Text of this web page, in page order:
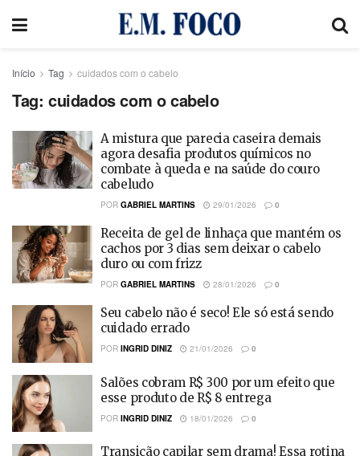
Início Tag cuidados com o cabelo
Tag: cuidados com o cabelo
A mistura que parecia caseira demais
agora desafia produtos químicos no
combate à queda e na saúde do couro
cabeludo
POR GABRIEL MARTINS 29/01/2026 0
Receita de gel de linhaça que mantém os
cachos por 3 dias sem deixar o cabelo
duro ou com frizz
POR GABRIEL MARTINS 28/01/2026 0
Seu cabelo não é seco! Ele só está sendo
cuidado errado
POR INGRID DINIZ 21/01/2026 0
Salões cobram R$ 300 por um efeito que
esse produto de R$ 8 entrega
POR INGRID DINIZ 18/01/2026 0
Transição capilar sem drama! Essa rotina